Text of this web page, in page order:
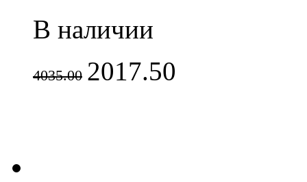
В наличии
4035.00 2017.50